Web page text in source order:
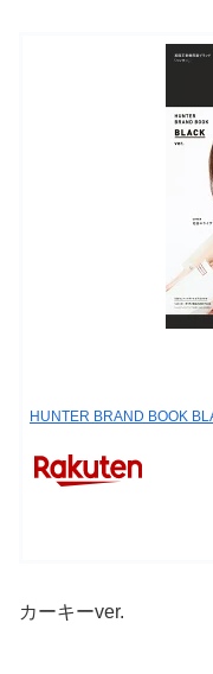
HUNTER BRAND BOOK
カーキーver.